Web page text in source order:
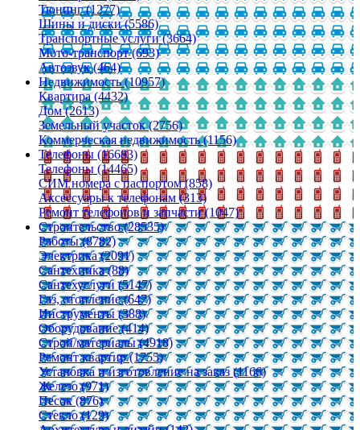
Тюнинг (1277)
Шины и диски (5586)
Транспортные услуги (3664)
Мото-транспорт (693)
Автозвук (464)
Недвижимость (10957)
Квартира (4432)
Дом (2613)
Земельный участок (2756)
Коммерческая недвижимость (1156)
Телефоны (16683)
Телефоны (14465)
СИМ номера с паспортом (858)
Аксессуары к телефонам (313)
Ремонт телефонов и запчасти (1047)
Строительство (28535)
Работы (8782)
Электрика (2091)
Сантехника (88)
Сантехуслуги (5147)
Газ, отопление (647)
Инструменты (388)
Оборудование (414)
Строй/материалы (4918)
Ремонт квартир (1755)
Установка и изготовление на заказ (1166)
Железо (971)
Песок (876)
Стекло (129)